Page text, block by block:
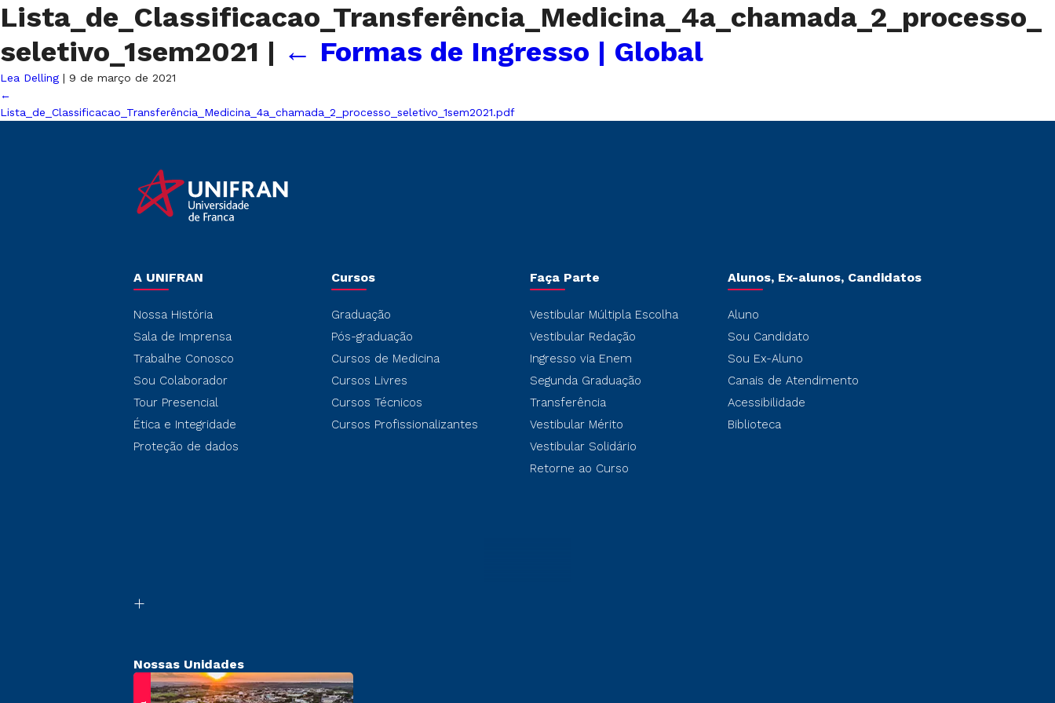
Lista_de_Classificacao_Transferência_Medicina_4a_chamada_2_processo_
seletivo_1sem2021 | ← Formas de Ingresso | Global
Lea Delling | 9 de março de 2021
←
Lista_de_Classificacao_Transferência_Medicina_4a_chamada_2_processo_seletivo_1sem2021.pdf
A UNIFRAN
Nossa História
Sala de Imprensa
Trabalhe Conosco
Sou Colaborador
Tour Presencial
Ética e Integridade
Proteção de dados
Cursos
Graduação
Pós-graduação
Cursos de Medicina
Cursos Livres
Cursos Técnicos
Cursos Profissionalizantes
Faça Parte
Vestibular Múltipla Escolha
Vestibular Redação
Ingresso via Enem
Segunda Graduação
Transferência
Vestibular Mérito
Vestibular Solidário
Retorne ao Curso
Alunos, Ex-alunos, Candidatos
Aluno
Sou Candidato
Sou Ex-Aluno
Canais de Atendimento
Acessibilidade
Biblioteca
Nossas Unidades